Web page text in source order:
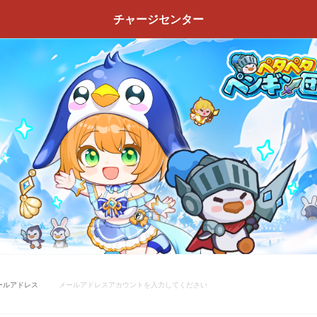
チャージセンター
ルアドレス